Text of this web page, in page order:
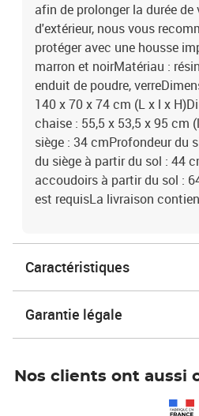
afin de prolonger la durée de
d'extérieur, nous vous
protéger avec une housse
marron et noirMatériau :
enduit de poudre,
140 x 70 x 74 cm (L x l x
chaise : 55,5 x 53,5 x 95 cm
siège : 34 cmProfondeur du
du siège à partir du sol : 44
accoudoirs à partir du sol :
est requisLa livraison
Caractéristiques
Garantie légale
Nos clients ont aussi